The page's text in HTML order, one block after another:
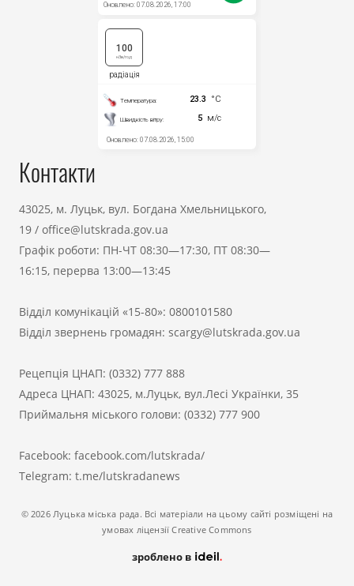
Контакти
43025, м. Луцьк, вул. Богдана Хмельницького,
19 / office@lutskrada.gov.ua
Графік роботи: ПН-ЧТ 08:30—17:30, ПТ 08:30—
16:15, перерва 13:00—13:45
Відділ комунікацій «15-80»: 0800101580
Відділ звернень громадян: scargy@lutskrada.gov.ua
Рецепція ЦНАП: (0332) 777 888
Адреса ЦНАП: 43025, м.Луцьк, вул.Лесі Українки, 35
Приймальня міського голови: (0332) 777 900
Facebook: facebook.com/lutskrada/
Telegram: t.me/lutskradanews
© 2026 Луцька міська рада. Всі матеріали на цьому сайті розміщені на
умовах ліцензії Creative Commons
зроблено в